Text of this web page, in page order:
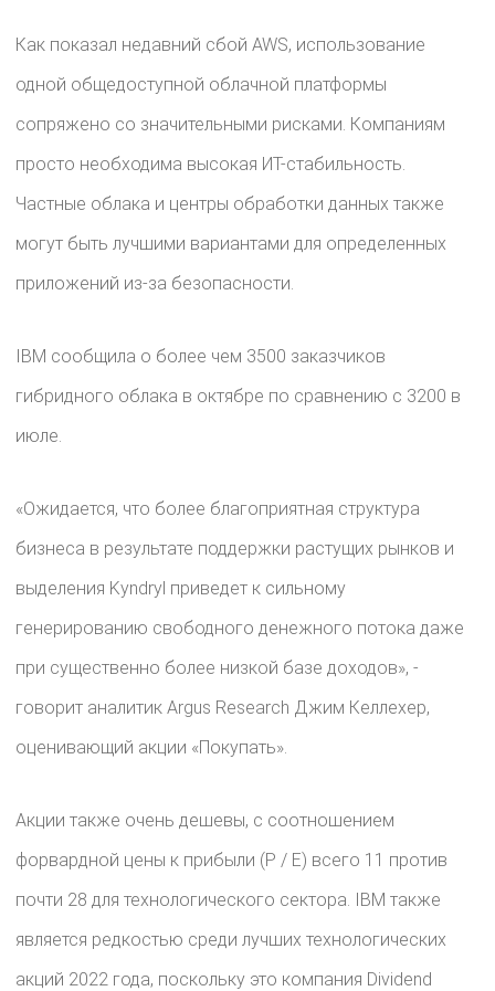
Как показал недавний сбой AWS, использование
одной общедоступной облачной платформы
сопряжено со значительными рисками. Компаниям
просто необходима высокая ИТ-стабильность.
Частные облака и центры обработки данных также
могут быть лучшими вариантами для определенных
приложений из-за безопасности.
IBM сообщила о более чем 3500 заказчиков
гибридного облака в октябре по сравнению с 3200 в
июле.
«Ожидается, что более благоприятная структура
бизнеса в результате поддержки растущих рынков и
выделения Kyndryl приведет к сильному
генерированию свободного денежного потока даже
при существенно более низкой базе доходов», -
говорит аналитик Argus Research Джим Келлехер,
оценивающий акции «Покупать».
Акции также очень дешевы, с соотношением
форвардной цены к прибыли (P / E) всего 11 против
почти 28 для технологического сектора. IBM также
является редкостью среди лучших технологических
акций 2022 года, поскольку это компания Dividend